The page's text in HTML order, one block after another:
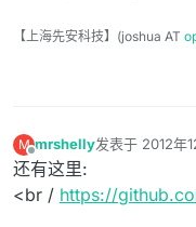
【上海先安科技】(joshua AT
M
离线
mrshelly发表于 2012年
最后由 编辑
还有这里:
<br / https://